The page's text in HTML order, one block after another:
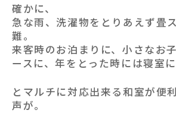
確かに、
急な雨、洗濯物をとりあえず畳
難。
来客時のお泊まりに、小さなお
ースに、年をとった時には寝室に
とマルチに対応出来る和室が便
声が。